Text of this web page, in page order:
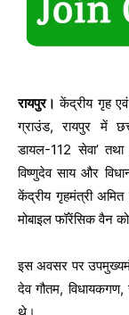
रायपुर। केंद्रीय गृह
ग्राउंड, रायपुर में
डायल-112 सेवा’
विष्णुदेव साय और
केंद्रीय गृहमंत्री
मोबाइल फॉरेंसिक वैन
इस अवसर पर
देव गौतम, विधायकगण,
थे।